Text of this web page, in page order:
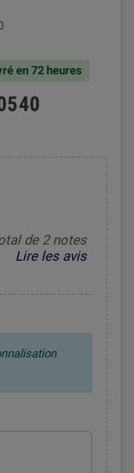
en 72 heures
de 2 notes
Lire les avis